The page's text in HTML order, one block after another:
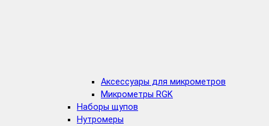
Аксессуары для микрометров
Микрометры RGK
Наборы щупов
Нутромеры